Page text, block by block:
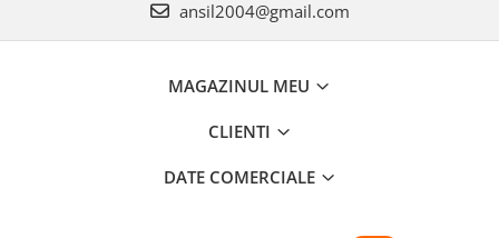
ansil2004@gmail.com
MAGAZINUL MEU
CLIENTI
DATE COMERCIALE